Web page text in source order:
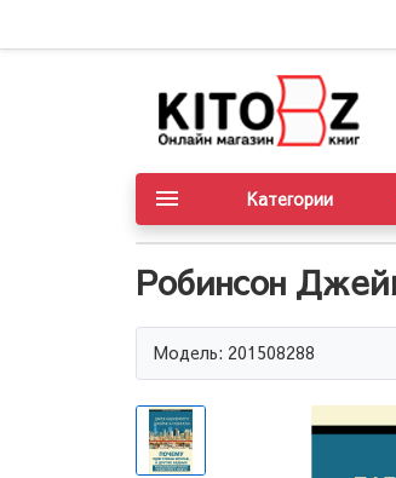
Категории
Робинсон
Модель: 201508288